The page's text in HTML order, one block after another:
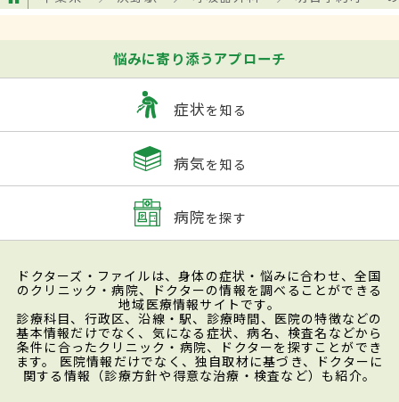
悩みに寄り添うアプローチ
症状を知る
病気を知る
病院を探す
ドクターズ・ファイルは、身体の症状・悩みに合わせ、全国
のクリニック・病院、ドクターの情報を調べることができる
地域医療情報サイトです。
診療科目、行政区、沿線・駅、診療時間、医院の特徴などの
基本情報だけでなく、気になる症状、病名、検査名などから
条件に合ったクリニック・病院、ドクターを探すことができ
ます。 医院情報だけでなく、独自取材に基づき、ドクターに
関する情報（診療方針や得意な治療・検査など）も紹介。